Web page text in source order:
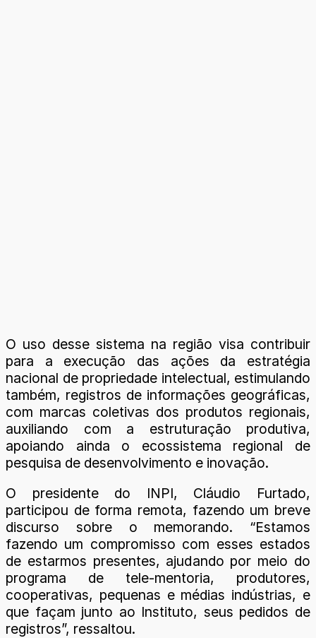
O uso desse sistema na região visa contribuir
para a execução das ações da estratégia
nacional de propriedade intelectual, estimulando
também, registros de informações geográficas,
com marcas coletivas dos produtos regionais,
auxiliando com a estruturação produtiva,
apoiando ainda o ecossistema regional de
pesquisa de desenvolvimento e inovação.
O presidente do INPI, Cláudio Furtado,
participou de forma remota, fazendo um breve
discurso sobre o memorando. “Estamos
fazendo um compromisso com esses estados
de estarmos presentes, ajudando por meio do
programa de tele-mentoria, produtores,
cooperativas, pequenas e médias indústrias, e
que façam junto ao Instituto, seus pedidos de
registros”, ressaltou.